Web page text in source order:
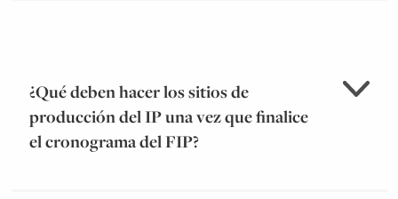
¿Qué deben hacer los sitios de
producción del IP una vez que finalice
el cronograma del FIP?